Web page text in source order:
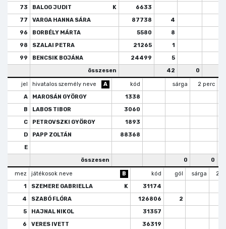
73
BALOG JUDIT K
6633
77
VARGA HANNA SÁRA 87738 4
96
BORBÉLY MÁRTA 5580
8
98
SZALAI PETRA 21265
1
99
BENCSIK BOJÁNA 24499
5
összesen
42 0
jel hivatalos személy neve A kód sárga 2 perc
A
MAROSÁN GYÖRGY
1338
B
LABOS TIBOR
3060
C
PETROVSZKI GYÖRGY
1893
D
PAPP ZOLTÁN
88368
E
összesen
0 0
mez játékosok neve B kód gól sárga
2
1
SZEMERE GABRIELLA K
31174
4
SZABÓ FLÓRA 126806
2
5
HAJNAL NIKOL
31357
6
VERES IVETT
36319